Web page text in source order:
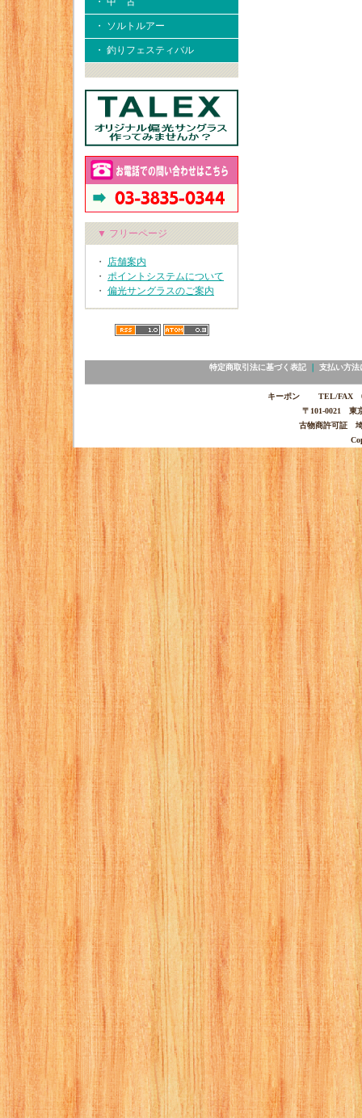
・ ソルトルアー
・ 釣りフェスティバル
▼ フリーページ
・ 店舗案内
・ ポイントシステムについて
・ 偏光サングラスのご案内
特定商取引法に基づく表記｜ 支払い方法
キーポン TEL/FAX
〒101-0021 東
古物商許可証